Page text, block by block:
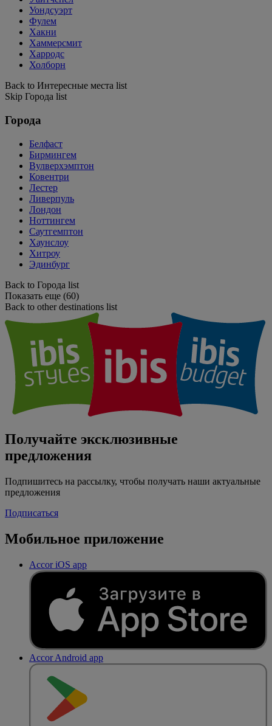
Уондсуэрт
Фулем
Хакни
Хаммерсмит
Харродс
Холборн
Back to Интересные места list
Skip Города list
Города
Белфаст
Бирмингем
Вулверхэмптон
Ковентри
Лестер
Ливерпуль
Лондон
Ноттингем
Саутгемптон
Хаунслоу
Хитроу
Эдинбург
Back to Города list
Показать еще (60)
Back to other destinations list
Получайте эксклюзивные
предложения
Подпишитесь на рассылку, чтобы получать наши актуальные
предложения
Подписаться
Мобильное приложение
Accor iOS app
Accor Android app